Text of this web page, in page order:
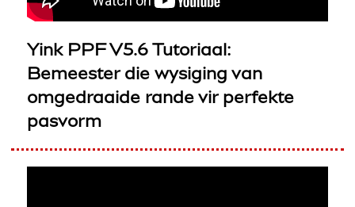
Yink PPF V5.6 Tutoriaal:
Bemeester die wysiging van
omgedraaide rande vir perfekte
pasvorm